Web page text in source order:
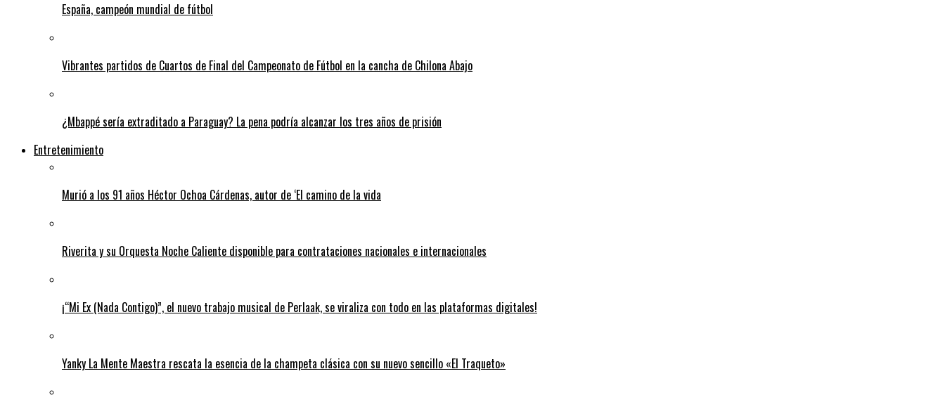
España, campeón mundial de fútbol
Vibrantes partidos de Cuartos de Final del Campeonato de Fútbol en la cancha de Chilona Abajo
¿Mbappé sería extraditado a Paraguay? La pena podría alcanzar los tres años de prisión
Entretenimiento
Murió a los 91 años Héctor Ochoa Cárdenas, autor de ‘El camino de la vida
Riverita y su Orquesta Noche Caliente disponible para contrataciones nacionales e internacionales
¡“Mi Ex (Nada Contigo)”, el nuevo trabajo musical de Perlaak, se viraliza con todo en las plataformas digitales!
Yanky La Mente Maestra rescata la esencia de la champeta clásica con su nuevo sencillo «El Traqueto»